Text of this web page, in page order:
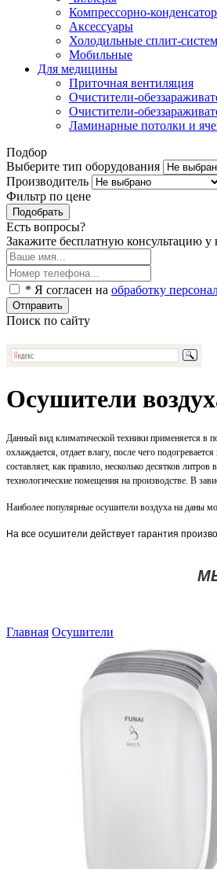
Компрессорно-
Аксессуары
Холодильные сплит-
Мобильные
Для медицины
Приточная вентиляция
Очистители-
Очистители-
Ламинарные потолки и
Подбор
Выберите тип оборудования
Производитель
Фильтр по цене
Подобрать
Есть вопросы?
Закажите бесплатную консультацию у
* Я согласен на обработку
Отправить
Поиск по сайту
Осушители
Данный вид климатической техники применяется в
охлаждается, отдает влагу, после чего
составляет, как правило, несколько десятков
технологические помещения на производстве. В
Наиболее популярные осушители воздуха на даны
На все осушители действует гарантия
Главная Осушители